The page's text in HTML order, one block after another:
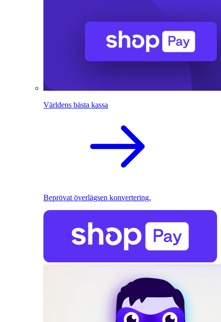
Världens bästa kassa
Beprövat överlägsen konvertering.